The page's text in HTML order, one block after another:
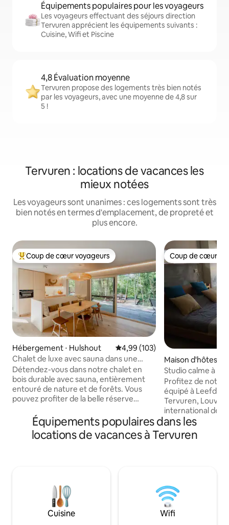
Équipements populaires pour les voyageurs
Les voyageurs effectuant des séjours direction
Tervuren apprécient les équipements suivants :
Cuisine, Wifi et Piscine
4,8 Évaluation moyenne
Tervuren propose des logements très bien notés
par les voyageurs, avec une moyenne de 4,8 sur
5 !
Tervuren : locations de vacances les
mieux notées
Les voyageurs sont unanimes : ces logements sont très
bien notés en termes d'emplacement, de propreté et
plus encore.
Coups de cœur voyageurs les plus appréciés
Coup de cœur voyageurs
Hébergement ⋅ Hulshout Évaluation moyenne sur la
4,99 (103)
Chalet de luxe avec sauna dans une
oasis de tranquillité
Détendez-vous dans notre chalet en
bois durable avec sauna, entièrement
entouré de nature et de forêts. Vous
pouvez profiter de la belle réserve
excursion sportive et profiter des
nombreux sentiers de randonnée, de
vélo et de VTT. Bref, idéal pour une
recharge électrique pour voiture
disponible moyennant un supplément et
à signaler lors de la réservation
Coup de cœur
Coup de cœur
Maison d'hôtes ⋅
Studio calme à la
wifi.
Profitez de notre
équipé à
Tervuren,
international de
Hospital Leuven.
quarantaine. Accès privé, cuisine
entièrement
possibilités de
vélo et de VTT,
en ville à
Équipements populaires dans les
locations de vacances à Tervuren
Cuisine Wifi